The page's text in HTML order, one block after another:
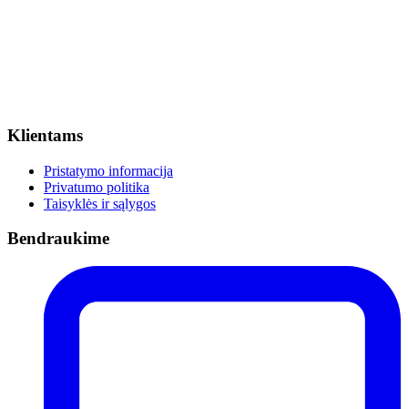
Klientams
Pristatymo informacija
Privatumo politika
Taisyklės ir sąlygos
Bendraukime